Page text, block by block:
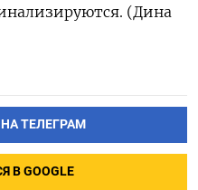
(Дина
ТЕЛЕГРАМ
В GOOGLE